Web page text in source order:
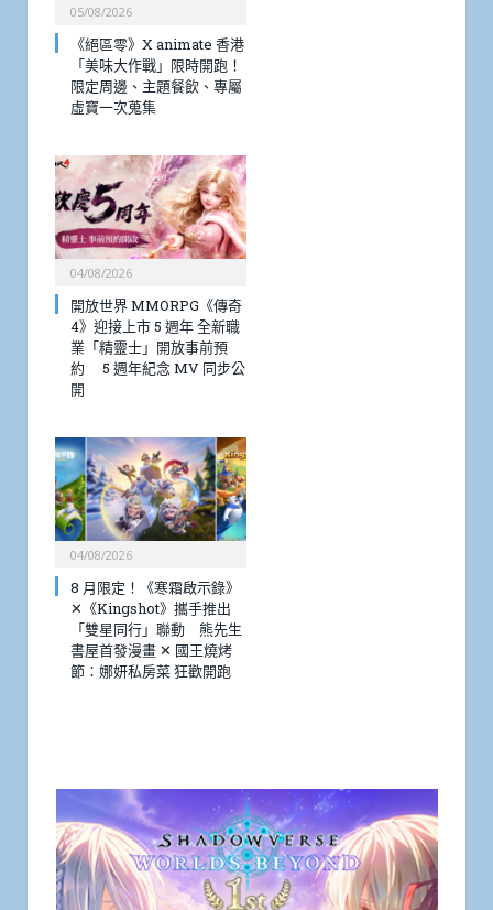
05/08/2026
《絕區零》X animate 香港
「美味大作戰」限時開跑！
限定周邊、主題餐飲、專屬
虛寶一次蒐集
04/08/2026
開放世界 MMORPG《傳奇
4》迎接上市 5 週年 全新職
業「精靈士」開放事前預
約 5 週年紀念 MV 同步公
開
04/08/2026
8 月限定！《寒霜啟示錄》
✕《Kingshot》攜手推出
「雙星同行」聯動 熊先生
書屋首發漫畫 ✕ 國王燒烤
節：娜妍私房菜 狂歡開跑